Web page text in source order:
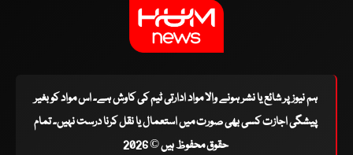
ہم نیوز پر شائع یا نشر ہونے والا مواد ادارتی ٹیم کی کاوش ہے۔ اس مواد کو بغیر
پیشگی اجازت کسی بھی صورت میں استعمال یا نقل کرنا درست نہیں۔ تمام
حقوق محفوظ ہیں © 2026